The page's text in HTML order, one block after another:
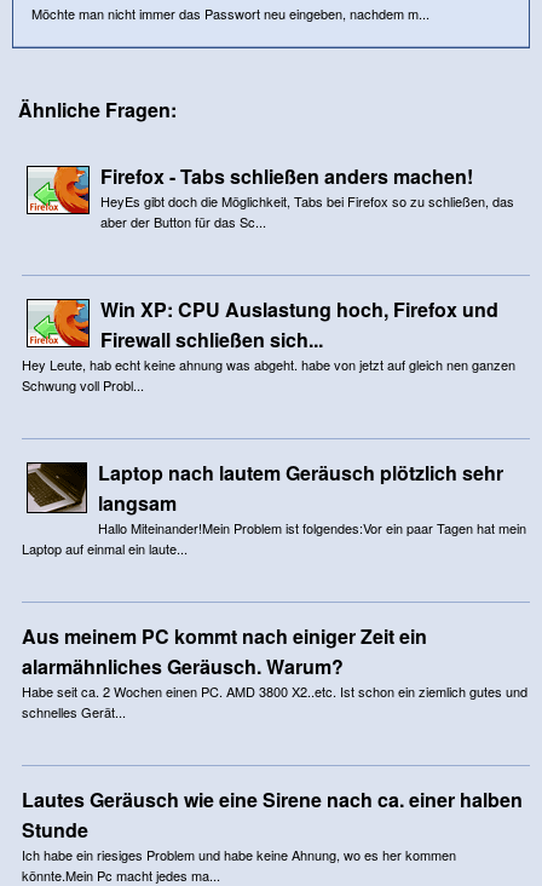
Möchte man nicht immer das Passwort neu eingeben, nachdem m...
Ähnliche Fragen:
Firefox - Tabs schließen anders machen!
HeyEs gibt doch die Möglichkeit, Tabs bei Firefox so zu schließen, das
aber der Button für das Sc...
Win XP: CPU Auslastung hoch, Firefox und
Firewall schließen sich...
Hey Leute, hab echt keine ahnung was abgeht. habe von jetzt auf gleich nen ganzen
Schwung voll Probl...
Laptop nach lautem Geräusch plötzlich sehr
langsam
Hallo Miteinander!Mein Problem ist folgendes:Vor ein paar Tagen hat mein
Laptop auf einmal ein laute...
Aus meinem PC kommt nach einiger Zeit ein
alarmähnliches Geräusch. Warum?
Habe seit ca. 2 Wochen einen PC. AMD 3800 X2..etc. Ist schon ein ziemlich gutes und
schnelles Gerät...
Lautes Geräusch wie eine Sirene nach ca. einer halben
Stunde
Ich habe ein riesiges Problem und habe keine Ahnung, wo es her kommen
könnte.Mein Pc macht jedes ma...